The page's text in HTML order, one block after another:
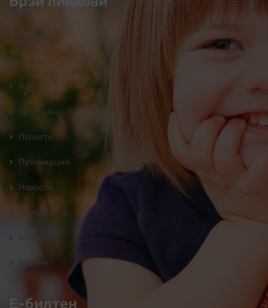
Почетна
За нас
Услуги
Програмa
Проекти
Публикации
Новости
Галерија
Билтен
Е-билтен